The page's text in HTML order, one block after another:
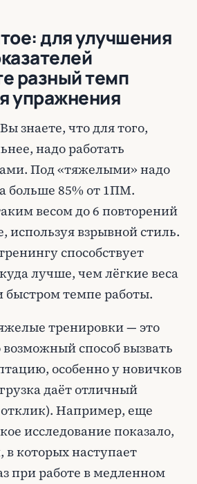
для улучшения
разный темп
упражнения
знаете, что для того,
надо работать
Под «тяжелыми» надо
больше 85% от 1ПМ.
весом до 6 повторений
используя взрывной стиль.
способствует
лучше, чем лёгкие веса
быстром темпе работы.
тренировки — это
способ вызвать
особенно у новичков
даёт отличный
Например, еще
исследование показало,
в которых наступает
при работе в медленном